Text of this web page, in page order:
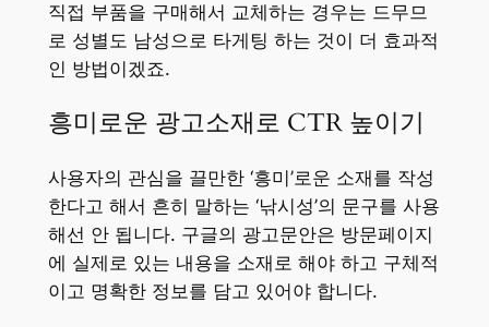
직접 부품을 구매해서 교체하는 경우는 드무므
로 성별도 남성으로 타게팅 하는 것이 더 효과적
인 방법이겠죠.
흥미로운 광고소재로 CTR 높이기
사용자의 관심을 끌만한 ‘흥미’로운 소재를 작성
한다고 해서 흔히 말하는 ‘낚시성’의 문구를 사용
해선 안 됩니다. 구글의 광고문안은 방문페이지
에 실제로 있는 내용을 소재로 해야 하고 구체적
이고 명확한 정보를 담고 있어야 합니다.